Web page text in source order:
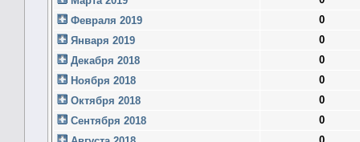
Февраля 2019
0
Января 2019
0
Декабря 2018
0
Ноября 2018
0
Октября 2018
0
Сентября 2018
0